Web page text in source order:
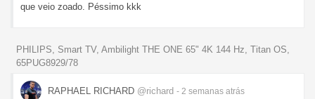
que veio zoado. Péssimo kkk
PHILIPS, Smart TV, Ambilight THE ONE 65" 4K 144 Hz, Titan OS,
65PUG8929/78
RAPHAEL RICHARD @richard - 2 semanas atrás